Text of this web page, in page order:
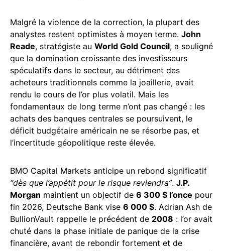
Malgré la violence de la correction, la plupart des
analystes restent optimistes à moyen terme. John
Reade, stratégiste au World Gold Council, a souligné
que la domination croissante des investisseurs
spéculatifs dans le secteur, au détriment des
acheteurs traditionnels comme la joaillerie, avait
rendu le cours de l’or plus volatil. Mais les
fondamentaux de long terme n’ont pas changé : les
achats des banques centrales se poursuivent, le
déficit budgétaire américain ne se résorbe pas, et
l’incertitude géopolitique reste élevée.
BMO Capital Markets anticipe un rebond significatif
“dès que l’appétit pour le risque reviendra”. J.P.
Morgan maintient un objectif de 6 300 $ l’once pour
fin 2026, Deutsche Bank vise 6 000 $. Adrian Ash de
BullionVault rappelle le précédent de 2008 : l’or avait
chuté dans la phase initiale de panique de la crise
financière, avant de rebondir fortement et de